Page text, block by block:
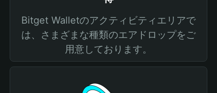
Bitget Walletのアクティビティエリアで
は、さまざまな種類のエアドロップをご
用意しております。